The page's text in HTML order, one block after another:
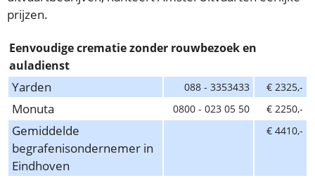
prijzen.
Eenvoudige crematie zonder rouwbezoek en
auladienst
Yarden 088 - 3353433 € 2325,-
Monuta 0800 - 023 05 50 € 2250,-
Gemiddelde
begrafenisondernemer in
Eindhoven
€ 4410,-